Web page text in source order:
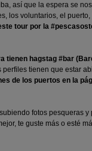
así que la espera se
los voluntarios, el
tour por la
hagstag #bar
tienen que estar
de los puertos en la
fotos pesqueras
te guste más o esté